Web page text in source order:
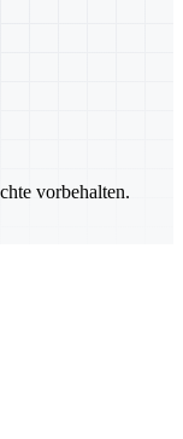
vorbehalten.